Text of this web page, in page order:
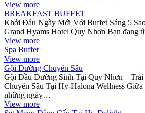
View more
BREAKFAST BUFFET
Khởi Đầu Ngày Mới Với Buffet Sáng 5
Grand Hyams Hotel Quy Nhơn Bạn đang
View more
Spa Buffet
View more
Gội Dưỡng Chuyên Sâu
Gội Đầu Dưỡng Sinh Tại Quy Nhơn –
Chuyên Sâu Tại Hy-Halona Wellness
những ngày…
View more